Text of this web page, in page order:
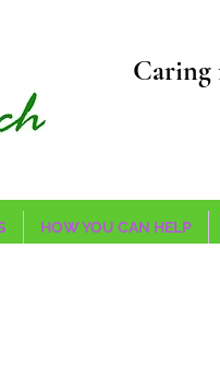
Caring
HOW YOU CAN HELP